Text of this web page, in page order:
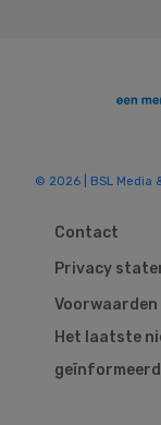
© 2026 | BSL Media
Contact
Privacy
Voorwaarden
Het laatste